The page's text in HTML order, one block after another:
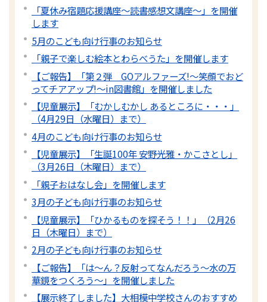
「夏休み宿題応援講座～読書感想文講座～」を開催
します
5月のこども向け行事のお知らせ
「親子で楽しむ絵本とわらべうた」を開催します
【ご報告】「第２弾 GOアルファーズ!～笑顔でおど
ってチアアップ!～in図書館」を開催しました
【児童展示】「むかしむかし あるところに・・・」
（4月29日（水曜日）まで）
4月のこども向け行事のお知らせ
【児童展示】「生誕100年 安野光雅・かこさとし」
（3月26日（木曜日）まで）
「親子おはなし会」を開催します
3月の子ども向け行事のお知らせ
【児童展示】「ひかるものを探そう！！」（2月26
日（木曜日）まで）
2月の子ども向け行事のお知らせ
【ご報告】「は～ん？反射ってなんだろう～水の万
華鏡をつくろう～」を開催しました
【展示終了しました】大相模中学校さんのおすすめ